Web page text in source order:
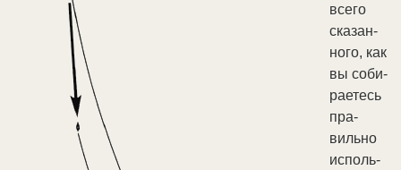
все­го
ска­зан­
но­го, как
вы со­би­
рае­тесь
пра­
виль­но
ис­поль­